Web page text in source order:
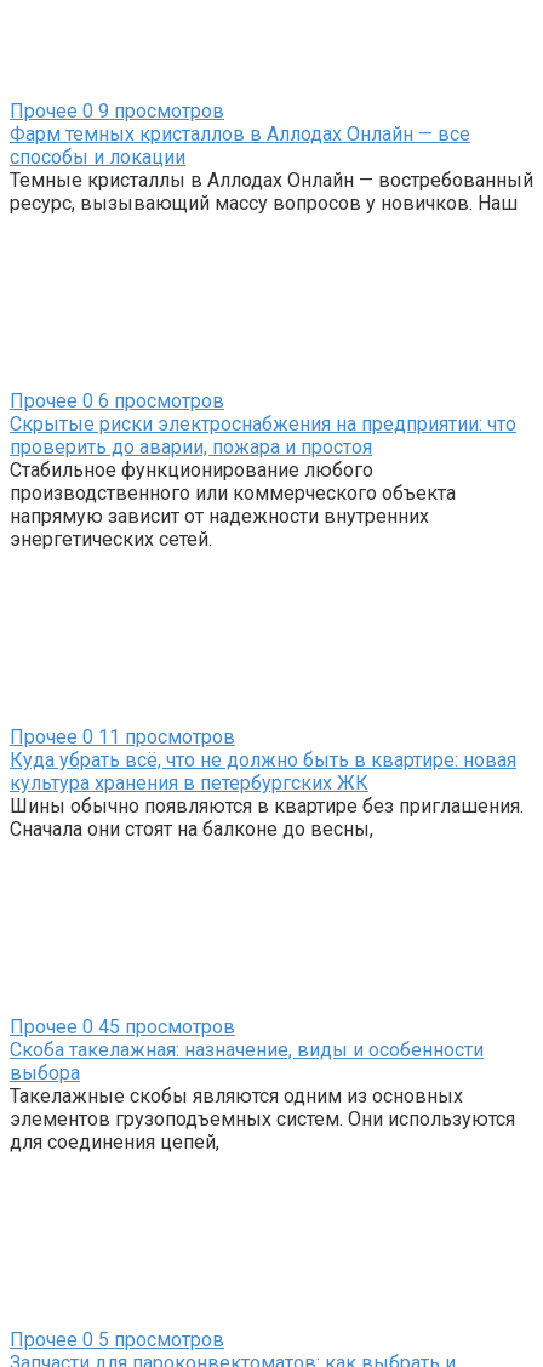
Прочее 0 9 просмотров
Фарм темных кристаллов в Аллодах Онлайн — все
способы и локации
Темные кристаллы в Аллодах Онлайн — востребованный
ресурс, вызывающий массу вопросов у новичков. Наш
Прочее 0 6 просмотров
Скрытые риски электроснабжения на предприятии: что
проверить до аварии, пожара и простоя
Стабильное функционирование любого
производственного или коммерческого объекта
напрямую зависит от надежности внутренних
энергетических сетей.
Прочее 0 11 просмотров
Куда убрать всё, что не должно быть в квартире: новая
культура хранения в петербургских ЖК
Шины обычно появляются в квартире без приглашения.
Сначала они стоят на балконе до весны,
Прочее 0 45 просмотров
Скоба такелажная: назначение, виды и особенности
выбора
Такелажные скобы являются одним из основных
элементов грузоподъемных систем. Они используются
для соединения цепей,
Прочее 0 5 просмотров
Запчасти для пароконвектоматов: как выбрать и